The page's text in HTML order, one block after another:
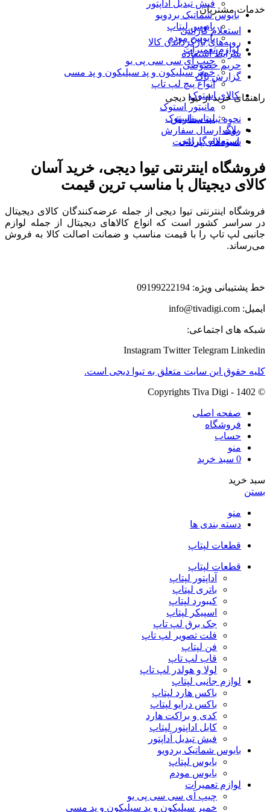
فیش تبدیل آداپتور
بایوس شماتیک بردویو
بایوس لپتاپ
بایوس مودم
لوازم تعمیرات
چیپ آی سی سی پی یو
خمیر سیلیکون و پد سیلیکون و پد مسی
انواع پیچ لپ تاپ
کالای استوک
مانیتور استوک
لپتاپ استوک
بلاگ
استعلام گارانتی
خدمات مشتریان
استعلام گارانتی
رویه‌های بازگرداندن کالا
شرایط استفاده
حریم خصوصی
گزارش باگ
راهنمای خرید از تیوا دیجی
نحوه ثبت سفارش
رویه ارسال سفارش
شیوه‌های پرداخت
فروشگاه اینترنتی تیوا دیجی، خرید آسان
کالای دیجیتال با مناسب ترین قیمت
فروشگاه اینترنتی تیوا دیجی از جمله عرضه‌کنندگان کالای دیجیتال
در سراسر کشور است که انواع کالاهای دیجیتال از جمله لوازم
جانبی لپ تاپ را با قیمت مناسب و ضمانت اصالت کالا به فروش
می‌رساند.
خط پشتیبانی ویژه: 09199222194
ایمیل: info@tivadigi.com
شبکه های اجتماعی:
Instagram Twitter Telegram Linkedin
کلیه حقوق این سایت متعلق به تیوا دیجی است.
© Copyrights Tiva Digi - 1402
صفحه اصلی
فروشگاه
حساب
منو
0 سبد خرید
سبد خرید
بستن
منو
دسته بندی ها
قطعات لپتاپ
قطعات لپتاپ
آداپتور لپتاپ
باتری لپتاپ
کیبورد لپتاپ
اسپیکر لپتاپ
جک برق لپ تاپ
فلت تصویر لپ تاپ
فن لپتاپ
قاب لپ تاپ
لولا و هولدر لپ تاپ
لوازم جانبی لپتاپ
باکس هارد لپتاپ
باکس درایو لپتاپ
کدی و براکت هارد
کابل اداپتور لپتاپ
فیش تبدیل آداپتور
بایوس شماتیک بردویو
بایوس لپتاپ
بایوس مودم
لوازم تعمیرات
چیپ آی سی سی پی یو
خمیر سیلیکون و پد سیلیکون و پد مسی